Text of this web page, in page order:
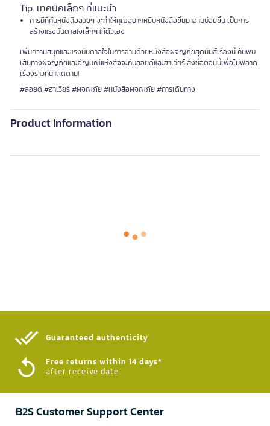
Tip. เทคนิคเล็กๆ ที่แนะนำ
การมีที่คั่นหนังสือสวยๆ จะทำให้คุณอยากหยิบหนังสือขึ้นมาอ่านบ่อยขึ้น เป็นการ
สร้างแรงบันดาลใจเล็กๆ ให้ตัวเอง
เพิ่มความสนุกและแรงบันดาลใจในการอ่านด้วยหนังสือผจญภัยสุดมันส์เรื่องนี้ ค้นพบ
เส้นทางผจญภัยและอัญมณีแห่งสัจจะกับลอยด์และฮาเวียร์ สั่งซื้อตอนนี้เพื่อไม่พลาด
เรื่องราวที่น่าติดตาม!
#ลอยด์ #ฮาเวียร์ #ผจญภัย #หนังสือผจญภัย #การเดินทาง
Product Information
Guaranteed authenticity​
Free returns within 14 days*
after receive date
B2S Customer Support Center